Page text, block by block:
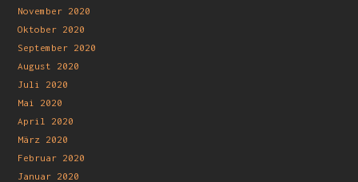
November 2020
Oktober 2020
September 2020
August 2020
Juli 2020
Mai 2020
April 2020
März 2020
Februar 2020
Januar 2020